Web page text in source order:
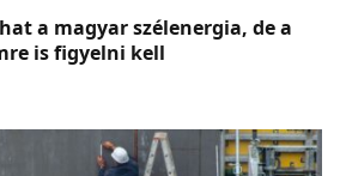
a magyar szélenergia, de a
is figyelni kell